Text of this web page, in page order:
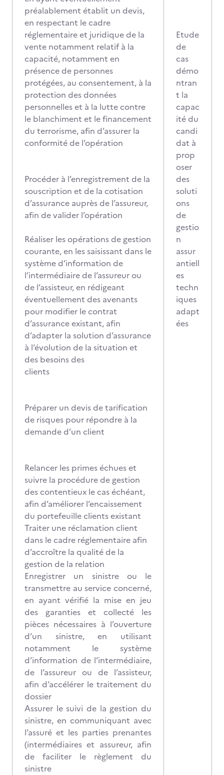
préalablement établit un devis,
en respectant le cadre
réglementaire et juridique de la
vente notamment relatif à la
capacité, notamment en
présence de personnes
protégées, au consentement, à la
protection des données
personnelles et à la lutte contre
le blanchiment et le financement
du terrorisme, afin d’assurer la
conformité de l’opération
Procéder à l’enregistrement de la
souscription et de la cotisation
d’assurance auprès de l’assureur,
afin de valider l’opération
Réaliser les opérations de gestion
courante, en les saisissant dans le
système d’information de
l’intermédiaire de l’assureur ou
de l’assisteur, en rédigeant
éventuellement des avenants
pour modifier le contrat
d’assurance existant, afin
d’adapter la solution d’assurance
à l’évolution de la situation et
des besoins des
clients
Préparer un devis de tarification
de risques pour répondre à la
demande d’un client
Relancer les primes échues et
suivre la procédure de gestion
des contentieux le cas échéant,
afin d’améliorer l’encaissement
du portefeuille clients existant
Traiter une réclamation client
dans le cadre réglementaire afin
d’accroître la qualité de la
gestion de la relation
Enregistrer un sinistre ou le
transmettre au service concerné,
en ayant vérifié la mise en jeu
des garanties et collecté les
pièces nécessaires à l’ouverture
d’un sinistre, en utilisant
notamment le système
d’information de l’intermédiaire,
de l’assureur ou de l’assisteur,
afin d’accélérer le traitement du
dossier
Assurer le suivi de la gestion du
sinistre, en communiquant avec
l’assuré et les parties prenantes
(intermédiaires et assureur, afin
de faciliter le règlement du
sinistre
Etude
de
cas
démo
ntran
t la
capac
ité du
candi
dat à
prop
oser
des
soluti
ons
de
gestio
n
assur
antiell
es
techn
iques
adapt
ées